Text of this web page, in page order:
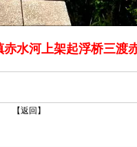
水河上架起浮桥三渡
【返回 】